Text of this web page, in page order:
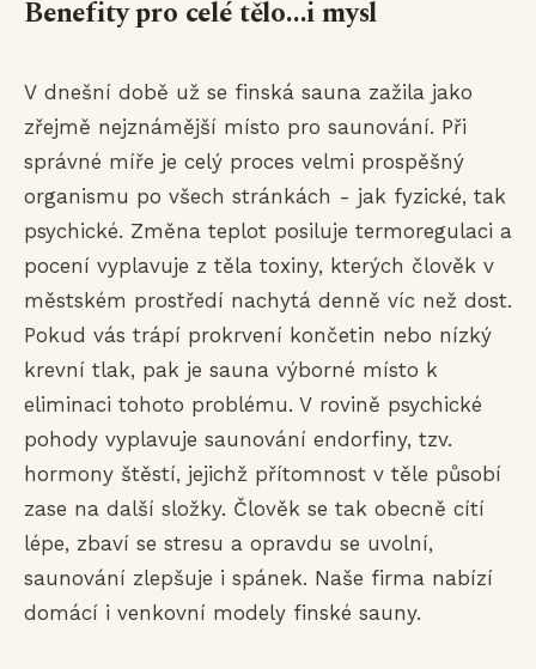
Benefity pro celé tělo...i mysl
V dnešní době už se finská sauna zažila jako
zřejmě nejznámější místo pro saunování. Při
správné míře je celý proces velmi prospěšný
organismu po všech stránkách - jak fyzické, tak
psychické. Změna teplot posiluje termoregulaci a
pocení vyplavuje z těla toxiny, kterých člověk v
městském prostředí nachytá denně víc než dost.
Pokud vás trápí prokrvení končetin nebo nízký
krevní tlak, pak je sauna výborné místo k
eliminaci tohoto problému. V rovině psychické
pohody vyplavuje saunování endorfiny, tzv.
hormony štěstí, jejichž přítomnost v těle působí
zase na další složky. Člověk se tak obecně cítí
lépe, zbaví se stresu a opravdu se uvolní,
saunování zlepšuje i spánek. Naše firma nabízí
domácí i venkovní modely finské sauny.